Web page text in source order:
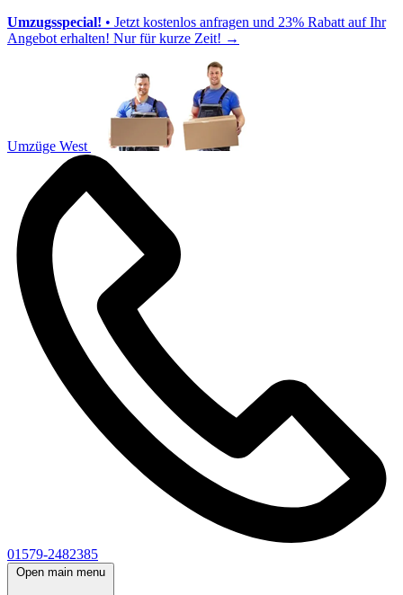
Umzugsspecial! • Jetzt kostenlos anfragen und 23% Rabatt auf Ihr
Angebot erhalten! Nur für kurze Zeit! →
Umzüge West
01579-2482385
Open main menu